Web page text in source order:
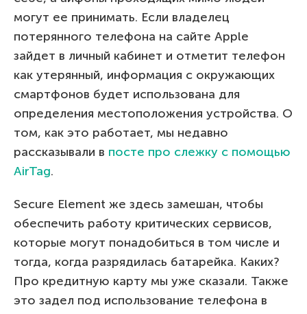
могут ее принимать. Если владелец
потерянного телефона на сайте Apple
зайдет в личный кабинет и отметит телефон
как утерянный, информация с окружающих
смартфонов будет использована для
определения местоположения устройства. О
том, как это работает, мы недавно
рассказывали в посте про слежку с помощью
AirTag.
Secure Element же здесь замешан, чтобы
обеспечить работу критических сервисов,
которые могут понадобиться в том числе и
тогда, когда разрядилась батарейка. Каких?
Про кредитную карту мы уже сказали. Также
это задел под использование телефона в